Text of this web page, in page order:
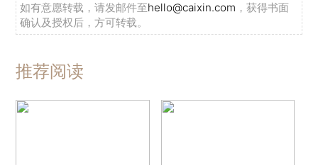
如有意愿转载，请发邮件至hello@caixin.com ，获得书面
确认及授权后，方可转载。
推荐阅读